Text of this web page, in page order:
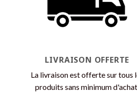
peuvent
être
choisies
page
du
produit
LIVRAISON OFFERTE
La livraison est offerte sur tous
produits sans minimum d'achat.